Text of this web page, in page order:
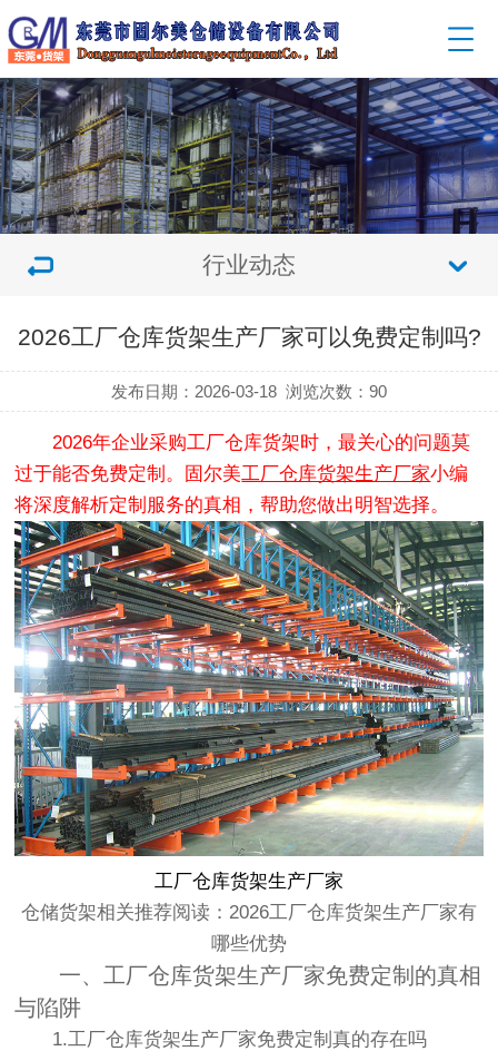
行业动态
2026工厂仓库货架生产厂家可以免费定制吗?
发布日期：2026-03-18 浏览次数：90
2026年企业采购工厂仓库货架时，最关心的问题莫
过于能否免费定制。固尔美工厂仓库货架生产厂家小编
将深度解析定制服务的真相，帮助您做出明智选择。
工厂仓库货架生产厂家
仓储货架相关推荐阅读： 2026工厂仓库货架生产厂家有
哪些优势
一、工厂仓库货架生产厂家免费定制的真相
与陷阱
1.工厂仓库货架生产厂家免费定制真的存在吗